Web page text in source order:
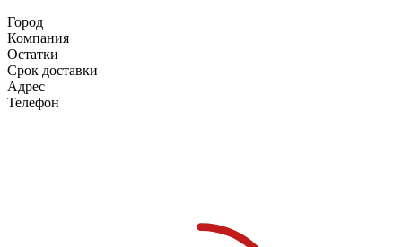
Город
Компания
Остатки
Срок доставки
Адрес
Телефон